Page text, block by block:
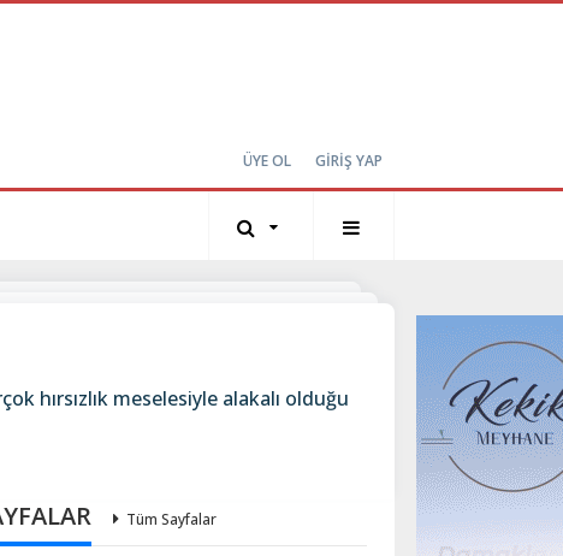
ÜYE OL GİRİŞ YAP
hırsızlık meselesiyle alakalı olduğu
Tüm Sayfalar